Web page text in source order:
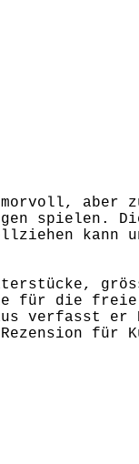
aber
spielen.
für die
verfasst er
Rezension